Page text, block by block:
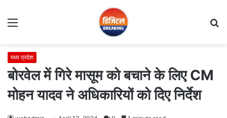
Menu
मध्य प्रदेश
बोरवेल में गिरे मासूम को बचाने के लिए CM
मोहन यादव ने अधिकारियों को दिेए निर्देश